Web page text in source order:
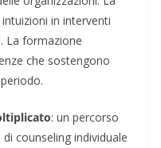
in interventi
La formazione
che sostengono
: un percorso
counseling individuale